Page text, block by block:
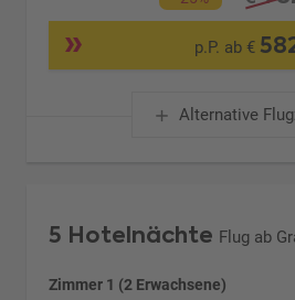
p.P. ab €
Alternative
5 Hotelnächte Flug ab
Zimmer 1 (2 Erwachsene)